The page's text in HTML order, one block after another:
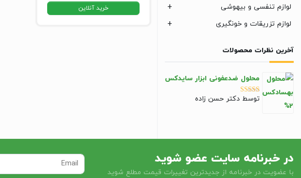
لوازم تنفسی و بیهوشی
لوازم تزریقات و خونگیری
آخرین نظرات محصولات
محلول ضدعفونی ابزار سایدکس
نمره5 از 5
توسط دکتر حسن زاده
خرید آنلاین
در خبرنامه سایت عضو شوید
با عضویت در خبرنامه از جدیدترین تغییرات قیمت مطلع شوید